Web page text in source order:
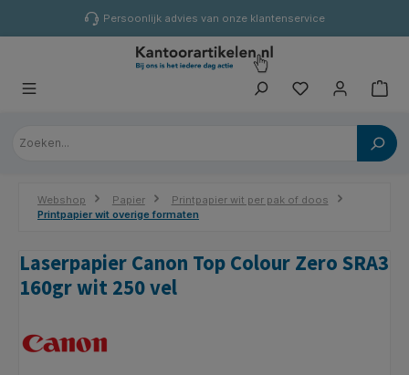
Persoonlijk advies van onze klantenservice
Webshop Papier
Printpapier wit per pak of doos
Printpapier wit overige formaten
Laserpapier Canon Top Colour Zero SRA3
160gr wit 250 vel